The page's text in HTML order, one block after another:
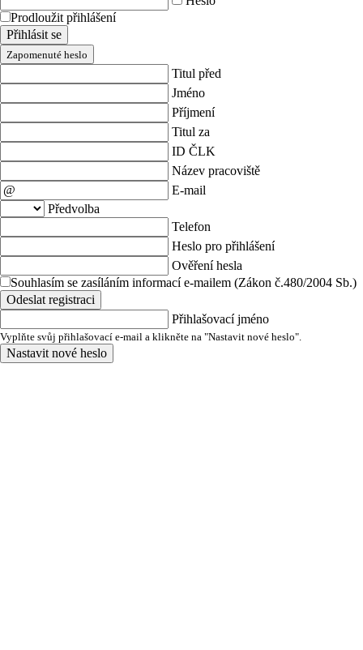
Prodloužit přihlášení
Přihlásit se
Zapomenuté heslo
Titul před
Jméno
Příjmení
Titul za
ID ČLK
Název pracoviště
E-mail
Předvolba
Telefon
Heslo pro přihlášení
Ověření hesla
Souhlasím se zasíláním informací e-mailem (Zákon č.480/2004 Sb.)
Odeslat registraci
Přihlašovací jméno
Vyplňte svůj přihlašovací e-mail a klikněte na "Nastavit nové heslo".
Nastavit nové heslo